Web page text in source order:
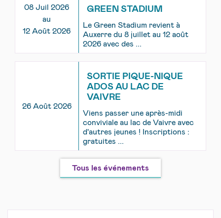
08 Juil 2026
au
12 Août 2026
GREEN STADIUM
Le Green Stadium revient à
Auxerre du 8 juillet au 12 août
2026 avec des ...
26 Août 2026
SORTIE PIQUE-NIQUE
ADOS AU LAC DE
VAIVRE
Viens passer une après-midi
conviviale au lac de Vaivre avec
d'autres jeunes ! Inscriptions :
gratuites ...
Tous les événements